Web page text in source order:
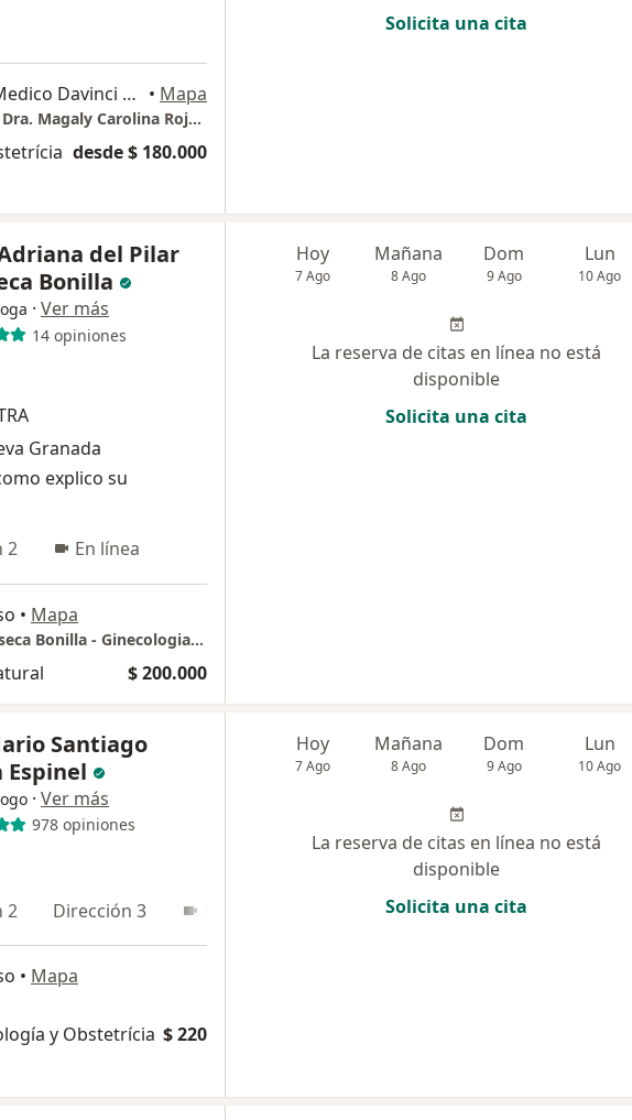
Cra. 1 F #39-76 Centro Medico Davinci Consultorio 608, Tunja • Mapa
Centro Materno Perinatal Dra. Magaly Carolina Rojas Parra
desde $ 180.000
Solicita una cita
del Pilar
Bonilla
· Ver más
14 opiniones
Granada
explico su
2 En línea
• Mapa
Dra. Adriana del Pilar Fonseca Bonilla - Ginecologia y Obstetricia
$ 200.000
Hoy
7 Ago
Mañana
8 Ago
Dom
9 Ago
Lun
10 Ago
La reserva de citas en línea no está
disponible
Solicita una cita
Santiago
Espinel
· Ver más
978 opiniones
2 Dirección 3
• Mapa
y Obstetrícia $ 220
Hoy
7 Ago
Mañana
8 Ago
Dom
9 Ago
Lun
10 Ago
La reserva de citas en línea no está
disponible
Solicita una cita